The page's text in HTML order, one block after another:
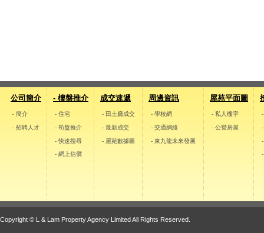
公司簡介
- 簡介
- 招聘人才
- 樓盤推介
- 住宅
- 筍盤推介
- 快速搜尋
- 網上估價
成交速遞
- 田土廳成交
- 最新成交
- 屋苑數據圖
周邊資訊
- 學校網
- 交通網絡
- 東九龍未來發展
屋苑平面圖
- 私人樓宇
- 公營房屋
Copyright © L & Lam Property Agency Limited All Rights Reserved.